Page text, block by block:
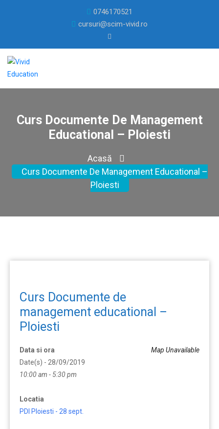
0746170521
cursuri@scim-vivid.ro
Curs Documente De Management
Educational – Ploiesti
Acasă
Curs Documente De Management Educational –
Ploiesti
Curs Documente de
management educational –
Ploiesti
Map Unavailable
Data si ora
Date(s) - 28/09/2019
10:00 am - 5:30 pm
Locatia
PDI Ploiesti - 28 sept.